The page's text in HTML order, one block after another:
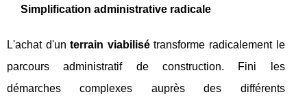
Simplification administrative radicale
L'achat d'unterrain viabilisétransforme radicalement le
parcours administratif de construction. Fini les
démarches complexes auprès des différents